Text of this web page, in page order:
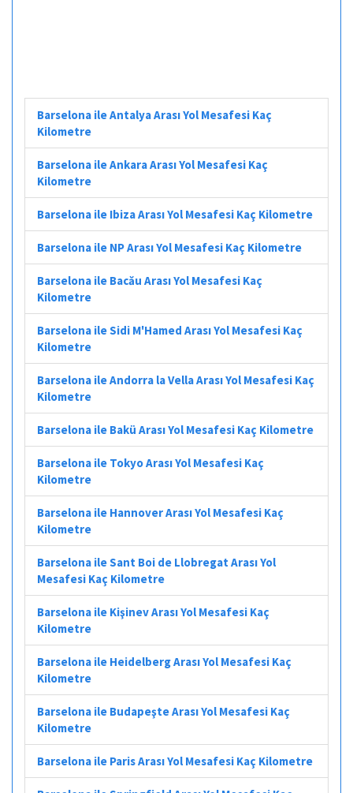
Barselona ile Antalya Arası Yol Mesafesi Kaç
Kilometre
Barselona ile Ankara Arası Yol Mesafesi Kaç
Kilometre
Barselona ile Ibiza Arası Yol Mesafesi Kaç Kilometre
Barselona ile NP Arası Yol Mesafesi Kaç Kilometre
Barselona ile Bacău Arası Yol Mesafesi Kaç
Kilometre
Barselona ile Sidi M'Hamed Arası Yol Mesafesi Kaç
Kilometre
Barselona ile Andorra la Vella Arası Yol Mesafesi Kaç
Kilometre
Barselona ile Bakü Arası Yol Mesafesi Kaç Kilometre
Barselona ile Tokyo Arası Yol Mesafesi Kaç
Kilometre
Barselona ile Hannover Arası Yol Mesafesi Kaç
Kilometre
Barselona ile Sant Boi de Llobregat Arası Yol
Mesafesi Kaç Kilometre
Barselona ile Kişinev Arası Yol Mesafesi Kaç
Kilometre
Barselona ile Heidelberg Arası Yol Mesafesi Kaç
Kilometre
Barselona ile Budapeşte Arası Yol Mesafesi Kaç
Kilometre
Barselona ile Paris Arası Yol Mesafesi Kaç Kilometre